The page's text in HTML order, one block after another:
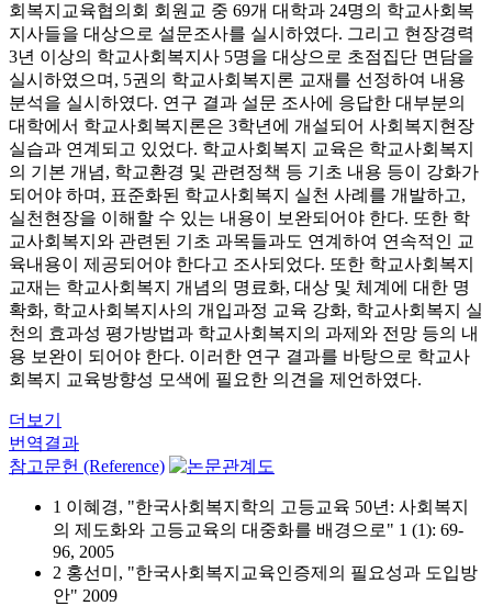
회복지교육협의회 회원교 중 69개 대학과 24명의 학교사회복
지사들을 대상으로 설문조사를 실시하였다. 그리고 현장경력
3년 이상의 학교사회복지사 5명을 대상으로 초점집단 면담을
실시하였으며, 5권의 학교사회복지론 교재를 선정하여 내용
분석을 실시하였다. 연구 결과 설문 조사에 응답한 대부분의
대학에서 학교사회복지론은 3학년에 개설되어 사회복지현장
실습과 연계되고 있었다. 학교사회복지 교육은 학교사회복지
의 기본 개념, 학교환경 및 관련정책 등 기초 내용 등이 강화가
되어야 하며, 표준화된 학교사회복지 실천 사례를 개발하고,
실천현장을 이해할 수 있는 내용이 보완되어야 한다. 또한 학
교사회복지와 관련된 기초 과목들과도 연계하여 연속적인 교
육내용이 제공되어야 한다고 조사되었다. 또한 학교사회복지
교재는 학교사회복지 개념의 명료화, 대상 및 체계에 대한 명
확화, 학교사회복지사의 개입과정 교육 강화, 학교사회복지 실
천의 효과성 평가방법과 학교사회복지의 과제와 전망 등의 내
용 보완이 되어야 한다. 이러한 연구 결과를 바탕으로 학교사
회복지 교육방향성 모색에 필요한 의견을 제언하였다.
더보기
번역결과
참고문헌 (Reference)
1 이혜경, "한국사회복지학의 고등교육 50년: 사회복지
의 제도화와 고등교육의 대중화를 배경으로" 1 (1): 69-
96, 2005
2 홍선미, "한국사회복지교육인증제의 필요성과 도입방
안" 2009